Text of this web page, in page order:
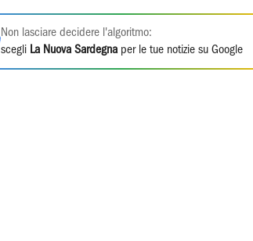
Non lasciare decidere l'algoritmo:
scegli La Nuova Sardegna per le tue notizie su Google